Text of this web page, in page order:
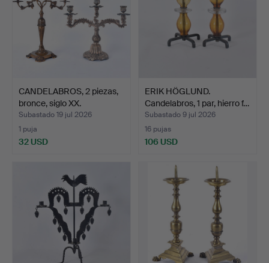
CANDELABROS, 2 piezas,
bronce, siglo XX.
Subastado 19 jul 2026
1 puja
32 USD
ERIK HÖGLUND.
Candelabros, 1 par, hierro f…
Subastado 9 jul 2026
16 pujas
106 USD